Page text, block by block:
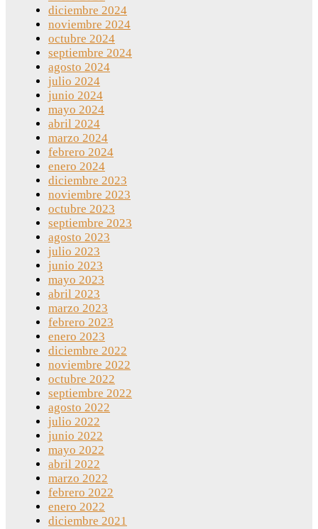
diciembre 2024
noviembre 2024
octubre 2024
septiembre 2024
agosto 2024
julio 2024
junio 2024
mayo 2024
abril 2024
marzo 2024
febrero 2024
enero 2024
diciembre 2023
noviembre 2023
octubre 2023
septiembre 2023
agosto 2023
julio 2023
junio 2023
mayo 2023
abril 2023
marzo 2023
febrero 2023
enero 2023
diciembre 2022
noviembre 2022
octubre 2022
septiembre 2022
agosto 2022
julio 2022
junio 2022
mayo 2022
abril 2022
marzo 2022
febrero 2022
enero 2022
diciembre 2021